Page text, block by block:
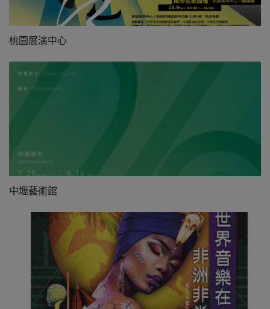
桃園展演中心
中壢藝術館